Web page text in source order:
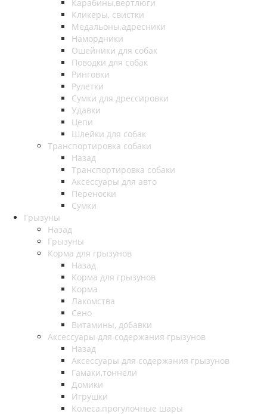
Карабины,вертлюги
Кликеры, свистки
Медальоны,адресники
Намордники
Ошейники для собак
Поводки для собак
Ринговки
Рулетки
Сумки для дрессировки
Удавки
Цепи
Шлейки для собак
Транспортировка собаки
Назад
Транспортировка собаки
Аксессуары для авто
Переноски
Сумки
Грызуны
Назад
Грызуны
Корма для грызунов
Назад
Корма для грызунов
Корма
Лакомства
Сено
Витамины, добавки
Аксессуары для содержания грызунов
Назад
Аксессуары для содержания грызунов
Гамаки,тоннели
Домики
Игрушки
Колеса,прогулочные шары